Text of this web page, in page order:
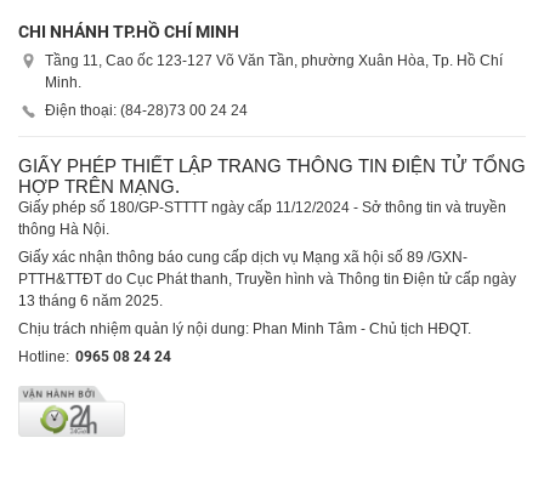
CHI NHÁNH TP.HỒ CHÍ MINH
Tầng 11, Cao ốc 123-127 Võ Văn Tần, phường Xuân Hòa, Tp. Hồ Chí
Minh.
Điện thoại: (84-28)73 00 24 24
GIẤY PHÉP THIẾT LẬP TRANG THÔNG TIN ĐIỆN TỬ TỔNG
HỢP TRÊN MẠNG.
Giấy phép số 180/GP-STTTT ngày cấp 11/12/2024 - Sở thông tin và truyền
thông Hà Nội.
Giấy xác nhận thông báo cung cấp dịch vụ Mạng xã hội số 89 /GXN-
PTTH&TTĐT do Cục Phát thanh, Truyền hình và Thông tin Điện tử cấp ngày
13 tháng 6 năm 2025.
Chịu trách nhiệm quản lý nội dung: Phan Minh Tâm - Chủ tịch HĐQT.
Hotline: 0965 08 24 24